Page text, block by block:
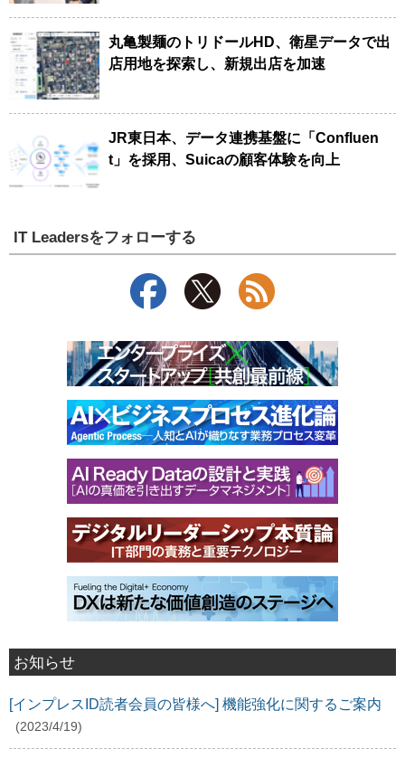
丸亀製麺のトリドールHD、衛星データで出
店用地を探索し、新規出店を加速
JR東日本、データ連携基盤に「Confluen
t」を採用、Suicaの顧客体験を向上
IT Leadersをフォローする
お知らせ
[インプレスID読者会員の皆様へ] 機能強化に関するご案内
(2023/4/19)